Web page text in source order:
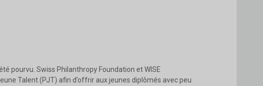
pourvu. Swiss Philanthropy Foundation et WISE
Talent (PJT) afin d’offrir aux jeunes diplômés avec peu